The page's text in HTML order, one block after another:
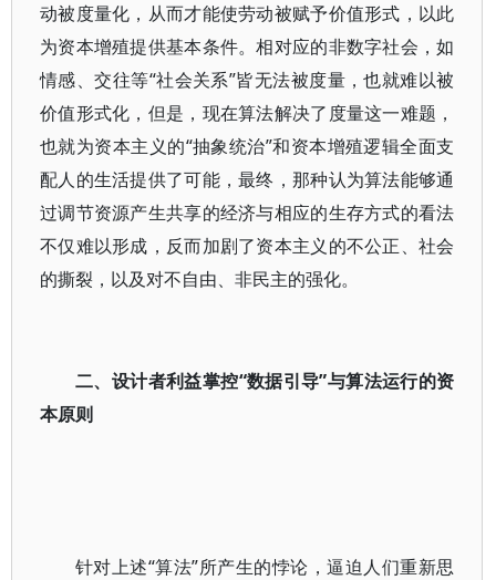
动被度量化，从而才能使劳动被赋予价值形式，以此
为资本增殖提供基本条件。相对应的非数字社会，如
情感、交往等“社会关系”皆无法被度量，也就难以被
价值形式化，但是，现在算法解决了度量这一难题，
也就为资本主义的“抽象统治”和资本增殖逻辑全面支
配人的生活提供了可能，最终，那种认为算法能够通
过调节资源产生共享的经济与相应的生存方式的看法
不仅难以形成，反而加剧了资本主义的不公正、社会
的撕裂，以及对不自由、非民主的强化。
二、设计者利益掌控“数据引导”与算法运行的资
本原则
针对上述“算法”所产生的悖论，逼迫人们重新思